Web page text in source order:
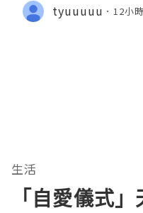
tyuuuuu 12小
生活
「自愛儀式